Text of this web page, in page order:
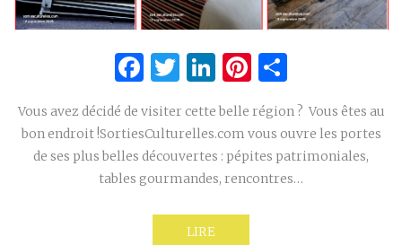
Facebook
Twitter
LinkedIn
Pinterest
Vous avez décidé de visiter cette belle région ? Vous êtes au
bon endroit !SortiesCulturelles.com vous ouvre les portes
de ses plus belles découvertes : pépites patrimoniales,
tables gourmandes, rencontres…
LIRE